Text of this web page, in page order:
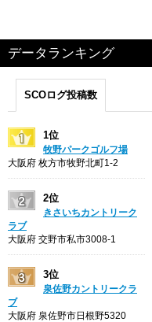
データランキング
SCOログ投稿数
1位
牧野パークゴルフ場
大阪府 枚方市牧野北町1-2
2位
きさいちカントリーク
ラブ
大阪府 交野市私市3008-1
3位
泉佐野カントリークラ
ブ
大阪府 泉佐野市日根野5320